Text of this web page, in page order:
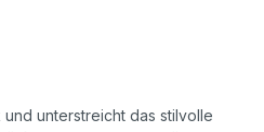
unterstreicht das stilvolle